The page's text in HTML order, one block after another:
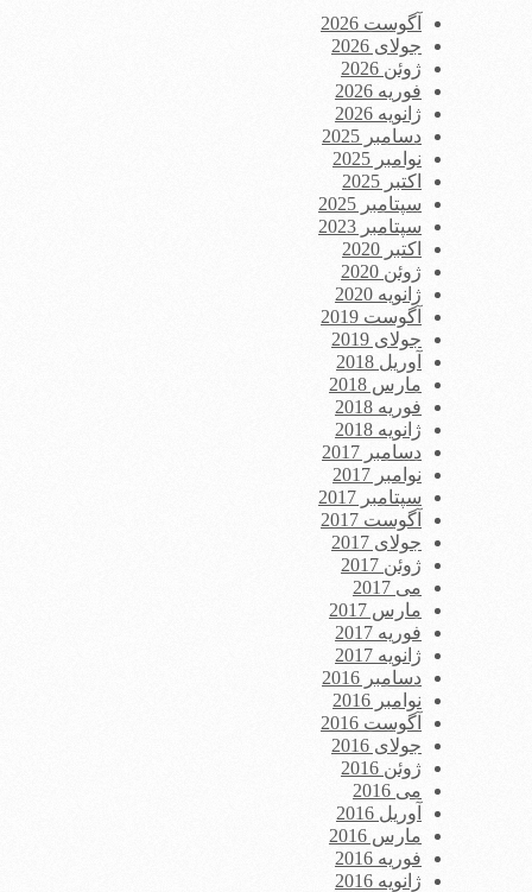
آگوست 2026
جولای 2026
ژوئن 2026
فوریه 2026
ژانویه 2026
دسامبر 2025
نوامبر 2025
اکتبر 2025
سپتامبر 2025
سپتامبر 2023
اکتبر 2020
ژوئن 2020
ژانویه 2020
آگوست 2019
جولای 2019
آوریل 2018
مارس 2018
فوریه 2018
ژانویه 2018
دسامبر 2017
نوامبر 2017
سپتامبر 2017
آگوست 2017
جولای 2017
ژوئن 2017
می 2017
مارس 2017
فوریه 2017
ژانویه 2017
دسامبر 2016
نوامبر 2016
آگوست 2016
جولای 2016
ژوئن 2016
می 2016
آوریل 2016
مارس 2016
فوریه 2016
ژانویه 2016